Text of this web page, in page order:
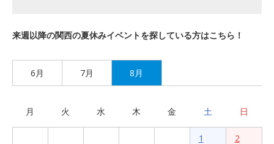
来週以降の関西の夏休みイベントを探している方はこちら！
6月 7月 8月
月 火 水 木 金 土 日
1 2